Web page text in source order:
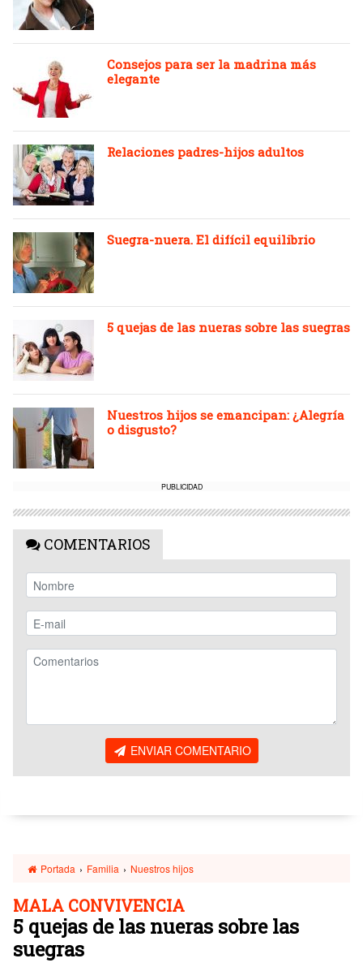
Consejos para ser la madrina más
elegante
Relaciones padres-hijos adultos
Suegra-nuera. El difícil equilibrio
5 quejas de las nueras sobre las suegras
Nuestros hijos se emancipan: ¿Alegría
o disgusto?
PUBLICIDAD
COMENTARIOS
ENVIAR COMENTARIO
Portada › Familia › Nuestros hijos
MALA CONVIVENCIA
5 quejas de las nueras sobre las
suegras